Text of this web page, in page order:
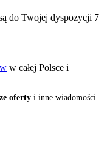
do Twojej dyspozycji 7
w całej Polsce i
oferty i inne wiadomości